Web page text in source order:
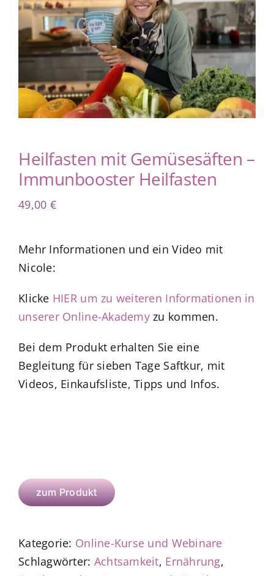
App Genre Kompass – Dein Test
Kuntur Verlag
Heilfasten mit Gemüsesäften –
Immunbooster Heilfasten
49,00 €
Mehr Informationen und ein Video mit
Nicole:
Klicke HIER um zu weiteren Informationen in
unserer Online-Akademyzu kommen.
Bei dem Produkt erhalten Sie eine
Begleitung für sieben Tage Saftkur, mit
Videos, Einkaufsliste, Tipps und Infos.
zum Produkt
Kategorie: Online-Kurse und Webinare
Schlagwörter: Achtsamkeit, Ernährung,